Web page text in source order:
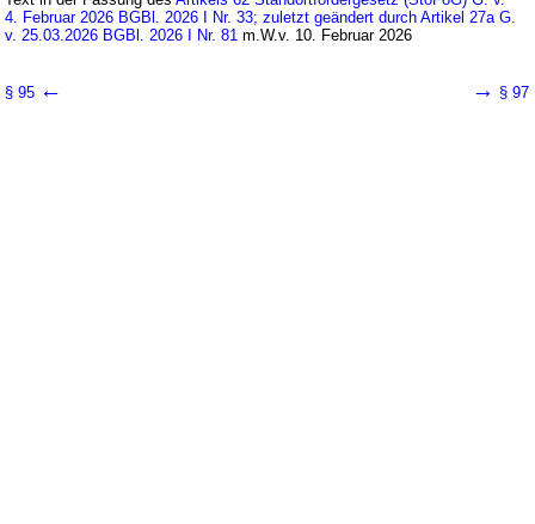
4. Februar 2026 BGBl. 2026 I Nr. 33; zuletzt geändert durch Artikel 27a G.
v. 25.03.2026 BGBl. 2026 I Nr. 81 m.W.v. 10. Februar 2026
§ 95 ← → § 97